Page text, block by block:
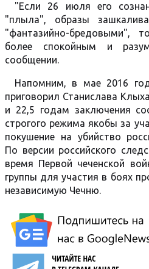
"Если 26 июля его
"плыла", образы
"фантазийно-бредовыми",
более спокойным и
сообщении.
Напомним, в мае 2016
приговорил Станислава
и 22,5 годам заключения
строгого режима якобы за
покушение на убийство
По версии российского
время Первой чеченской
группы для участия в боях
независимую Чечню.